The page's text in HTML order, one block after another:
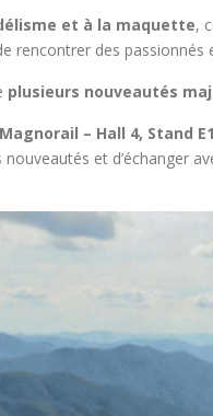
et à la maquette,
rencontrer des
plusieurs nouveautés
– Hall 4, Stand
et d’échanger